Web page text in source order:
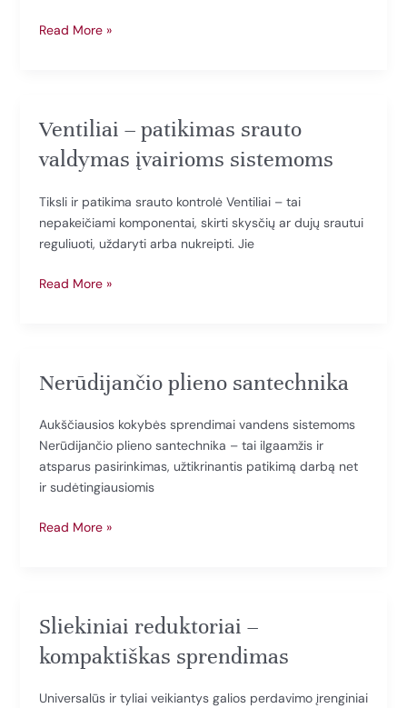
Srieginės
Read More »
Ventiliai – patikimas srauto
valdymas įvairioms sistemoms
Tiksli ir patikima srauto kontrolė Ventiliai – tai
nepakeičiami komponentai, skirti skysčių ar dujų srautui
reguliuoti, uždaryti arba nukreipti. Jie
Ventiliai
įvairioms
Read More »
Nerūdijančio plieno santechnika
Aukščiausios kokybės sprendimai vandens sistemoms
Nerūdijančio plieno santechnika – tai ilgaamžis ir
atsparus pasirinkimas, užtikrinantis patikimą darbą net
ir sudėtingiausiomis
Nerūdijančio
Read More »
Sliekiniai reduktoriai –
kompaktiškas sprendimas
Universalūs ir tyliai veikiantys galios perdavimo įrenginiai